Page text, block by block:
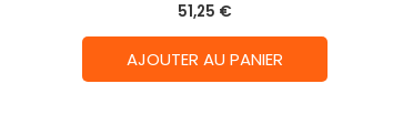
51,25 €
AJOUTER AU PANIER